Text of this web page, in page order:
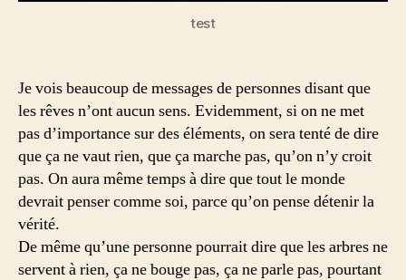
test
Je vois beaucoup de messages de personnes disant que
les rêves n’ont aucun sens. Evidemment, si on ne met
pas d’importance sur des éléments, on sera tenté de dire
que ça ne vaut rien, que ça marche pas, qu’on n’y croit
pas. On aura même temps à dire que tout le monde
devrait penser comme soi, parce qu’on pense détenir la
vérité.
De même qu’une personne pourrait dire que les arbres ne
servent à rien, ça ne bouge pas, ça ne parle pas, pourtant